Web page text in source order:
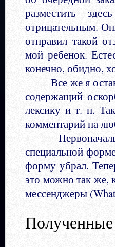
разместить
отрицательным.
отправил такой
мой ребенок.
конечно, обидно,
Все же я
содержащий
лексику и т. п.
комментарий на
специальной
форму убрал.
это можно так же,
мессенджеры